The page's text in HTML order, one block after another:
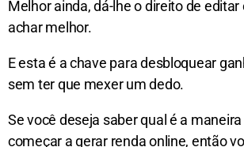
Melhor ainda, dá-lhe o direito de
achar melhor.
E esta é a chave para desbloquear
sem ter que mexer um dedo.
Se você deseja saber qual é a maneira
começar a gerar renda online, então